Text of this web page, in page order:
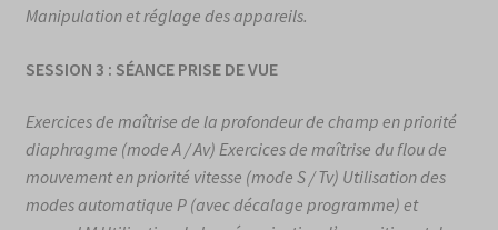
Manipulation et réglage des appareils.
SESSION 3 : SÉANCE PRISE DE VUE
Exercices de maîtrise de la profondeur de champ en priorité
diaphragme (mode A / Av) Exercices de maîtrise du flou de
mouvement en priorité vitesse (mode S / Tv) Utilisation des
modes automatique P (avec décalage programme) et